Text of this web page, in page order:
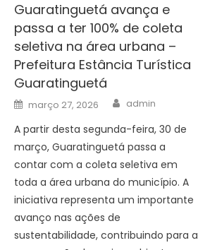
Guaratinguetá avança e
passa a ter 100% de coleta
seletiva na área urbana –
Prefeitura Estância Turística
Guaratinguetá
Posted
on
março 27, 2026 Author
admin
A partir desta segunda-feira, 30 de
março, Guaratinguetá passa a
contar com a coleta seletiva em
toda a área urbana do município. A
iniciativa representa um importante
avanço nas ações de
sustentabilidade, contribuindo para a